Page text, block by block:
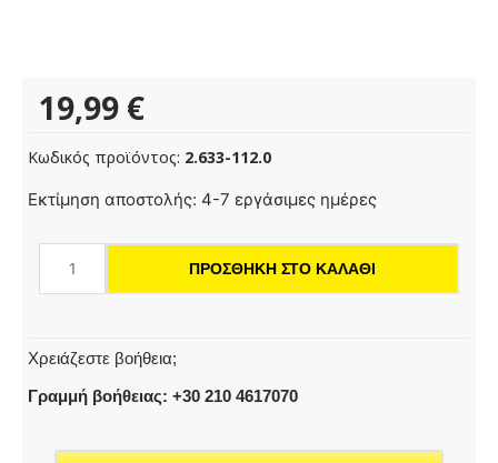
19,99 €
Κωδικός προϊόντος: 2.633-112.0
Εκτίμηση αποστολής: 4-7 εργάσιμες ημέρες
Στενό
αναρρόφησης
5
ποσότητα
ΠΡΟΣΘΉΚΗ ΣΤΟ ΚΑΛΆΘΙ
Χρειάζεστε βοήθεια;
Γραμμή βοήθειας: +30 210 4617070